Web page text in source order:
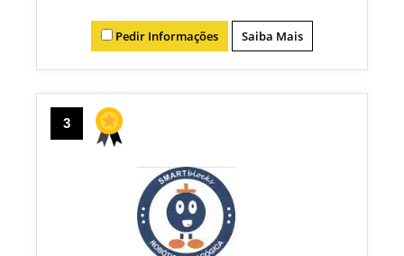
Pedir Informações Saiba Mais
3